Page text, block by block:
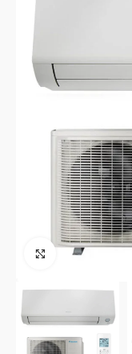
Faceți click